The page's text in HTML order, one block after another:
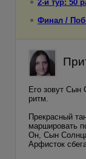
2-й тур: 50
Финал /
Его зовут Сын
ритм.
Прекрасный
маршировать
Он, Сын
Арфисток